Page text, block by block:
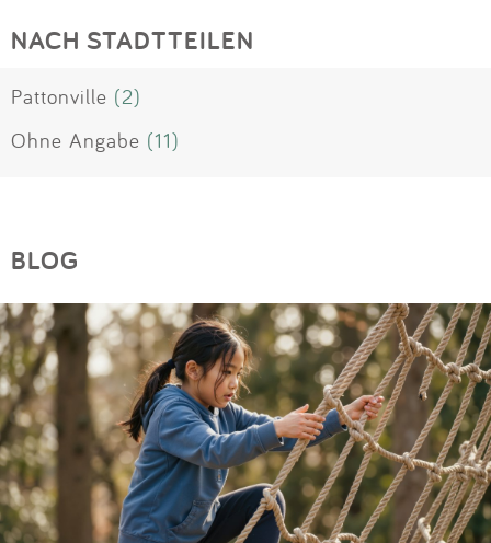
NACH STADTTEILEN
Pattonville (2)
Ohne Angabe (11)
BLOG